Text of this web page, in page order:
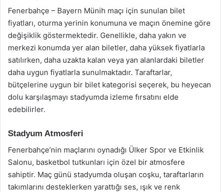
Fenerbahçe – Bayern Münih maçı için sunulan bilet
fiyatları, oturma yerinin konumuna ve maçın önemine göre
değişiklik göstermektedir. Genellikle, daha yakın ve
merkezi konumda yer alan biletler, daha yüksek fiyatlarla
satılırken, daha uzakta kalan veya yan alanlardaki biletler
daha uygun fiyatlarla sunulmaktadır. Taraftarlar,
bütçelerine uygun bir bilet kategorisi seçerek, bu heyecan
dolu karşılaşmayı stadyumda izleme fırsatını elde
edebilirler.
Stadyum Atmosferi
Fenerbahçe’nin maçlarını oynadığı Ülker Spor ve Etkinlik
Salonu, basketbol tutkunları için özel bir atmosfere
sahiptir. Maç günü stadyumda oluşan coşku, taraftarların
takımlarını desteklerken yarattığı ses, ışık ve renk